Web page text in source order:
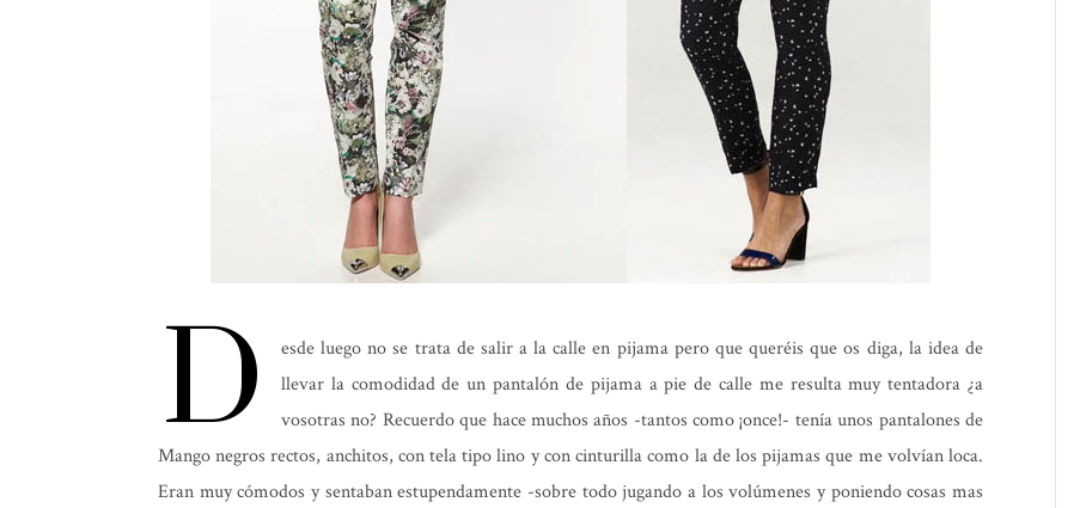
D
esde luego no se trata de salir a la calle en pijama pero que queréis que os diga, la idea de
llevar la comodidad de un pantalón de pijama a pie de calle me resulta muy tentadora ¿a
vosotras no? Recuerdo que hace muchos años -tantos como ¡once!- tenía unos pantalones de
Mango negros rectos, anchitos, con tela tipo lino y con cinturilla como la de los pijamas que me volvían loca.
Eran muy cómodos y sentaban estupendamente -sobre todo jugando a los volúmenes y poniendo cosas mas